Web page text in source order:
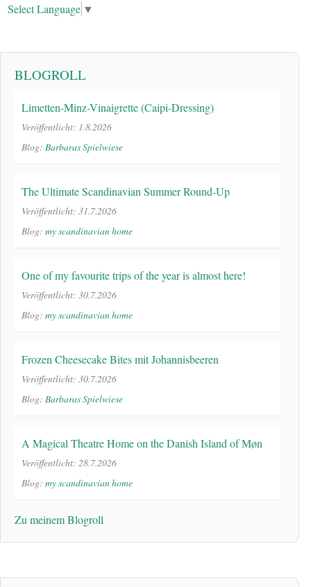
Select Language ▼
BLOGROLL
Limetten-Minz-Vinaigrette (Caipi-Dressing)
Veröffentlicht: 1.8.2026
Blog: Barbaras Spielwiese
The Ultimate Scandinavian Summer Round-Up
Veröffentlicht: 31.7.2026
Blog: my scandinavian home
One of my favourite trips of the year is almost here!
Veröffentlicht: 30.7.2026
Blog: my scandinavian home
Frozen Cheesecake Bites mit Johannisbeeren
Veröffentlicht: 30.7.2026
Blog: Barbaras Spielwiese
A Magical Theatre Home on the Danish Island of Møn
Veröffentlicht: 28.7.2026
Blog: my scandinavian home
Zu meinem Blogroll